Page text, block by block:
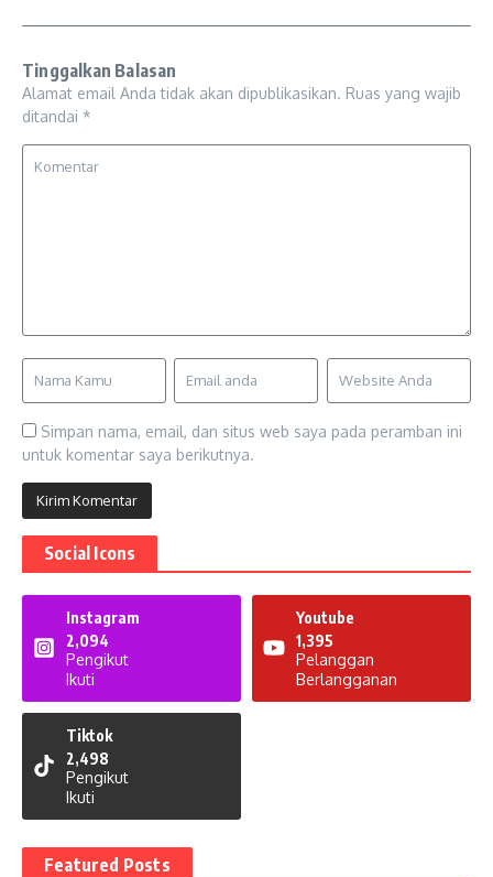
Tinggalkan Balasan
Alamat email Anda tidak akan dipublikasikan. Ruas yang wajib
ditandai *
Simpan nama, email, dan situs web saya pada peramban ini
untuk komentar saya berikutnya.
Social Icons
Instagram
2,094
Pengikut
Ikuti
Youtube
1,395
Pelanggan
Berlangganan
Tiktok
2,498
Pengikut
Ikuti
Featured Posts